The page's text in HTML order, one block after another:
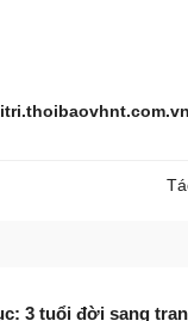
3 tuổi đời sang